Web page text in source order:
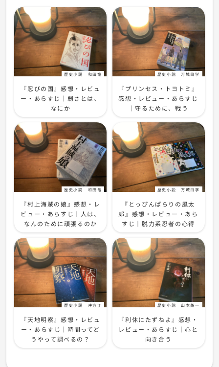
歴史小説 和田竜
『忍びの国』感想・レビュ
ー・あらすじ｜弱さとは、
なにか
歴史小説 万城目学
『プリンセス・トヨトミ』
感想・レビュー・あらすじ
｜守るために、戦う
歴史小説 和田竜
『村上海賊の娘』感想・レ
ビュー・あらすじ｜人は、
なんのために頑張るのか
歴史小説 万城目学
『とっぴんぱらりの風太
郎』感想・レビュー・あら
すじ｜脱力系忍者の心得
歴史小説 冲方丁
『天地明察』感想・レビュ
ー・あらすじ｜時間ってど
うやって調べるの？
歴史小説 山本兼一
『利休にたずねよ』感想・
レビュー・あらすじ｜心と
向き合う